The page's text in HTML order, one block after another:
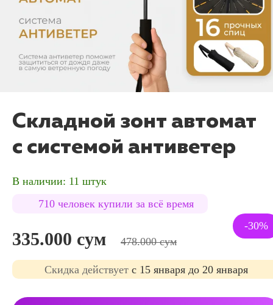
Складной зонт автомат
с системой антиветер
В наличии: 11 штук
710 человек купили за всё время
335.000 сум 478.000 сум
-30%
Cкидка действует с 15 января до 20 января